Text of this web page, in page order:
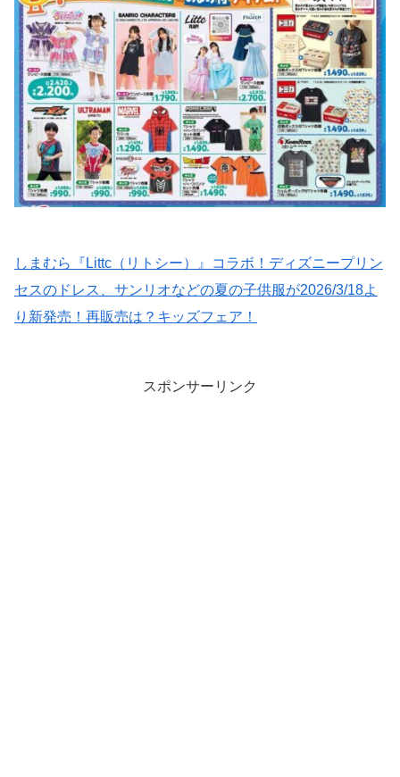
しまむら『Littc（リトシー）』コラボ！ディズニープリン
セスのドレス、サンリオなどの夏の子供服が2026/3/18よ
り新発売！再販売は？キッズフェア！
スポンサーリンク